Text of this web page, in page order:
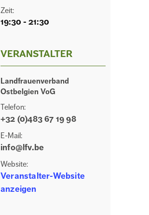
Zeit:
19:30 - 21:30
VERANSTALTER
Landfrauenverband
Ostbelgien VoG
Telefon:
+32 (0)483 67 19 98
E-Mail:
info@lfv.be
Website:
Veranstalter-Website
anzeigen